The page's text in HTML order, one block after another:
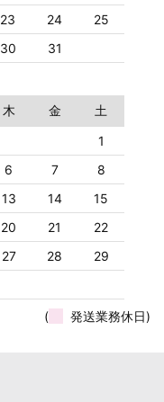
23 24
25
30 31
木 金
土
1
6 7
8
13 14
15
20 21
22
27 28
29
( 発送業務休日)